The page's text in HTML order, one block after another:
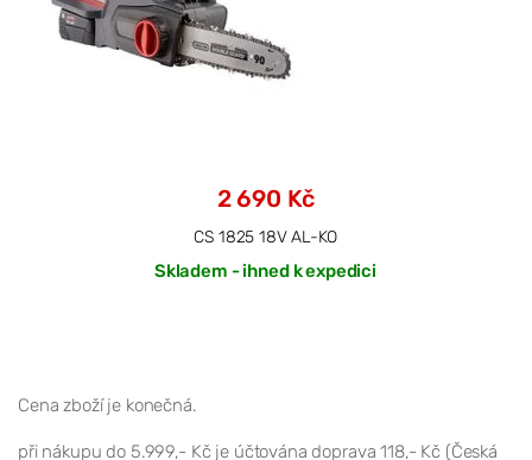
2 690 Kč
CS 1825 18V AL-KO
Skladem - ihned k expedici
Cena zboží je konečná.
při nákupu do 5.999,- Kč je účtována doprava 118,- Kč (Česká